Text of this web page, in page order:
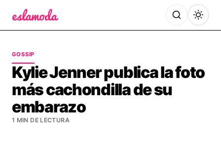
GOSSIP
Kylie Jenner publica la foto
más cachondilla de su
embarazo
1 MIN DE LECTURA